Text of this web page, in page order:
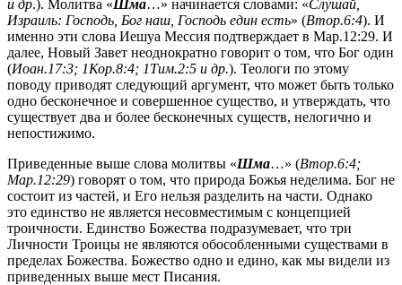
и др.). Молитва «Шма…» начинается словами: «Слушай,
Израиль: Господь, Бог наш, Господь един есть» (Втор.6:4). И
именно эти слова Иешуа Мессия подтверждает в Мар.12:29. И
далее, Новый Завет неоднократно говорит о том, что Бог один
(Иоан.17:3; 1Кор.8:4; 1Тим.2:5 и др.). Теологи по этому
поводу приводят следующий аргумент, что может быть только
одно бесконечное и совершенное существо, и утверждать, что
существует два и более бесконечных существ, нелогично и
непостижимо.
Приведенные выше слова молитвы «Шма…» (Втор.6:4;
Мар.12:29) говорят о том, что природа Божья неделима. Бог не
состоит из частей, и Его нельзя разделить на части. Однако
это единство не является несовместимым с концепцией
троичности. Единство Божества подразумевает, что три
Личности Троицы не являются обособленными существами в
пределах Божества. Божество одно и едино, как мы видели из
приведенных выше мест Писания.